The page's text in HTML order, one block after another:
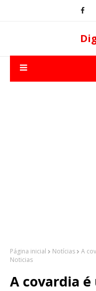
Página inicial Notícias
A
Noticias
A covardia